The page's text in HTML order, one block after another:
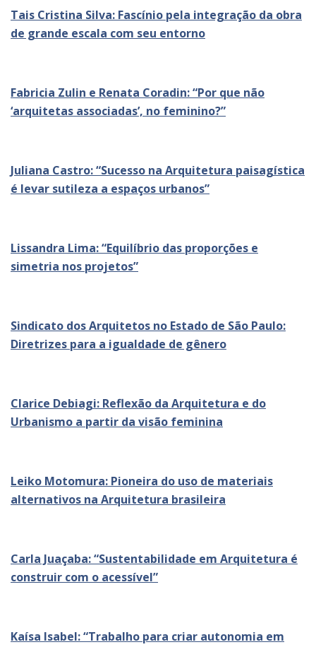
Tais Cristina Silva: Fascínio pela integração da obra
de grande escala com seu entorno
Fabricia Zulin e Renata Coradin: “Por que não
‘arquitetas associadas’, no feminino?”
Juliana Castro: “Sucesso na Arquitetura paisagística
é levar sutileza a espaços urbanos”
Lissandra Lima: “Equilíbrio das proporções e
simetria nos projetos”
Sindicato dos Arquitetos no Estado de São Paulo:
Diretrizes para a igualdade de gênero
Clarice Debiagi: Reflexão da Arquitetura e do
Urbanismo a partir da visão feminina
Leiko Motomura: Pioneira do uso de materiais
alternativos na Arquitetura brasileira
Carla Juaçaba: “Sustentabilidade em Arquitetura é
construir com o acessível”
Kaísa Isabel: “Trabalho para criar autonomia em